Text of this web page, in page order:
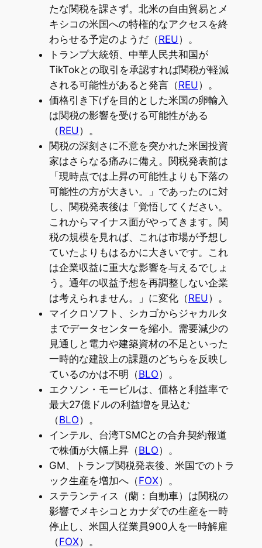
たな関税を課さず。北米の自由貿易とメ
キシコの米国への特権的なアクセスを終
わらせる予定のようだ（REU）。
トランプ大統領、中華人民共和国が
TikTokとの取引を承認すれば関税が軽減
される可能性があると発言（REU）。
価格引き下げを目的とした米国の卵輸入
は関税の影響を受ける可能性がある
（REU）。
関税の深刻さに不意を突かれた米国投資
家はさらなる痛みに備え。関税発表前は
「現時点では上昇の可能性よりも下落の
可能性の方が大きい。」であったのに対
し、関税発表後は「覚悟してください。
これからマイナス面がやってきます。関
税の規模を見れば、これは市場が予想し
ていたよりもはるかに大きいです。これ
は企業収益に重大な影響を与えるでしょ
う。通年の収益予想を再調整しない企業
は考えられません。」に変化（REU）。
マイクロソフト、シカゴからジャカルタ
までデータセンターを縮小。需要減少の
見通しと電力や建築資材の不足といった
一時的な建設上の課題のどちらを反映し
ているのかは不明（BLO）。
エクソン・モービルは、価格と利益率で
最大27億ドルの利益増を見込む
（BLO）。
インテル、台湾TSMCとの合弁契約報道
で株価が大幅上昇（BLO）。
GM、トランプ関税発表後、米国でのトラ
ック生産を増加へ（FOX）。
ステランティス（蘭：自動車）は関税の
影響でメキシコとカナダでの生産を一時
停止し、米国人従業員900人を一時解雇
（FOX）。